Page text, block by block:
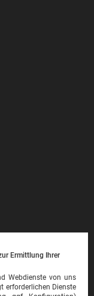
Ermittlung Ihrer
Webdienste von uns
erforderlichen Dienste